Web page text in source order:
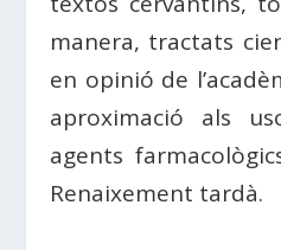
manera, tractats
en opinió de
aproximació als
agents
Renaixement tardà.